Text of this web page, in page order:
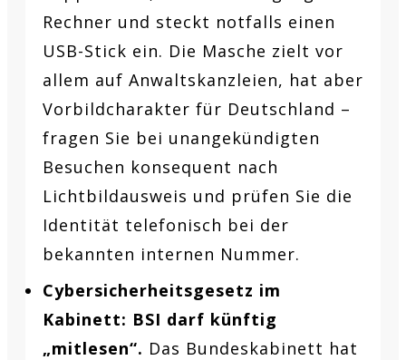
Rechner und steckt notfalls einen
USB-Stick ein. Die Masche zielt vor
allem auf Anwaltskanzleien, hat aber
Vorbildcharakter für Deutschland –
fragen Sie bei unangekündigten
Besuchen konsequent nach
Lichtbildausweis und prüfen Sie die
Identität telefonisch bei der
bekannten internen Nummer.
Cybersicherheitsgesetz im
Kabinett: BSI darf künftig
„mitlesen“. Das Bundeskabinett hat